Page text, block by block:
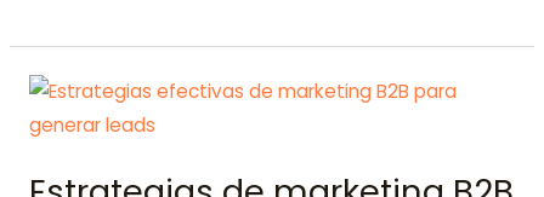
un
alto
al
infinito: